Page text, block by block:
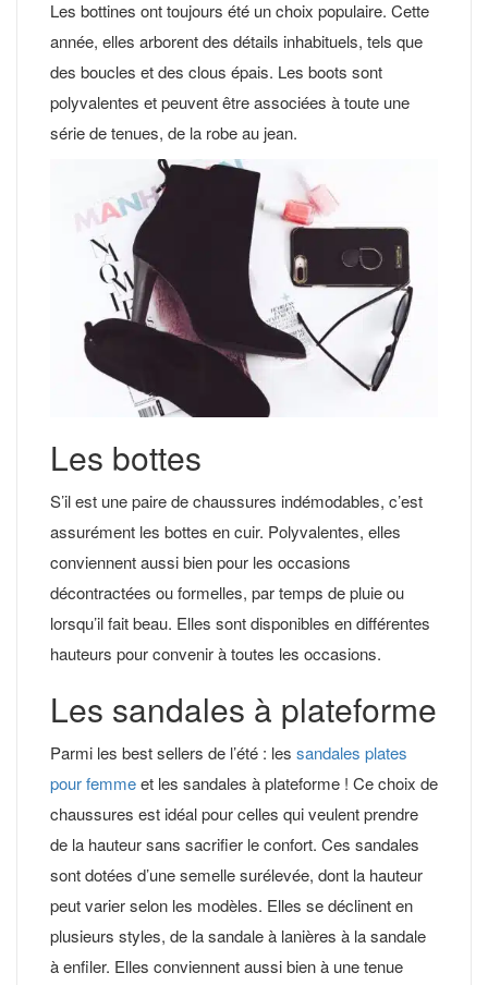
Les bottines ont toujours été un choix populaire. Cette
année, elles arborent des détails inhabituels, tels que
des boucles et des clous épais. Les boots sont
polyvalentes et peuvent être associées à toute une
série de tenues, de la robe au jean.
Les bottes
S’il est une paire de chaussures indémodables, c’est
assurément les bottes en cuir. Polyvalentes, elles
conviennent aussi bien pour les occasions
décontractées ou formelles, par temps de pluie ou
lorsqu’il fait beau. Elles sont disponibles en différentes
hauteurs pour convenir à toutes les occasions.
Les sandales à plateforme
Parmi les best sellers de l’été : les sandales plates
pour femmeet les sandales à plateforme ! Ce choix de
chaussures est idéal pour celles qui veulent prendre
de la hauteur sans sacrifier le confort. Ces sandales
sont dotées d’une semelle surélevée, dont la hauteur
peut varier selon les modèles. Elles se déclinent en
plusieurs styles, de la sandale à lanières à la sandale
à enfiler. Elles conviennent aussi bien à une tenue